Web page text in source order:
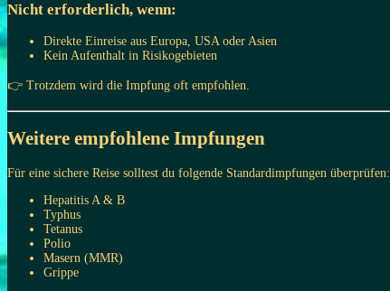
Nicht erforderlich, wenn:
Direkte Einreise aus Europa, USA oder Asien
Kein Aufenthalt in Risikogebieten
👉 Trotzdem wird die Impfung oft empfohlen.
Weitere empfohlene Impfungen
Für eine sichere Reise solltest du folgende Standardimpfungen überprüfen:
Hepatitis A & B
Typhus
Tetanus
Polio
Masern (MMR)
Grippe